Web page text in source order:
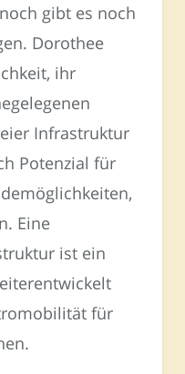
gibt es noch
Dorothee
ihr
Infrastruktur
Potenzial für
Eine
ist ein
für